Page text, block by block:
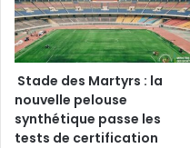
Stade des Martyrs : la
nouvelle pelouse
synthétique passe les
tests de certification